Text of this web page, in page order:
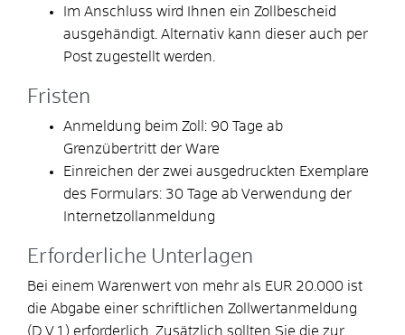
Im Anschluss wird Ihnen ein Zollbescheid
ausgehändigt. Alternativ kann dieser auch per
Post zugestellt werden.
Fristen
Anmeldung beim Zoll: 90 Tage ab
Grenzübertritt der Ware
Einreichen der zwei ausgedruckten Exemplare
des Formulars: 30 Tage ab Verwendung der
Internetzollanmeldung
Erforderliche Unterlagen
Bei einem Warenwert von mehr als EUR 20.000 ist
die Abgabe einer schriftlichen Zollwertanmeldung
(D.V.1) erforderlich. Zusätzlich sollten Sie die zur